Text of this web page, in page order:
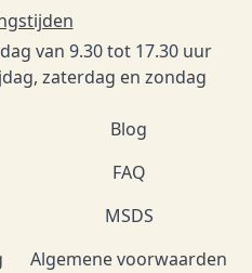
van 9.30 tot 17.30 uur
zaterdag en zondag
Blog
FAQ
MSDS
Algemene voorwaarden